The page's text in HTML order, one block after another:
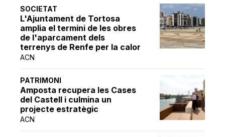
SOCIETAT
L'Ajuntament de Tortosa
amplia el termini de les obres
de l'aparcament dels
terrenys de Renfe per la calor
ACN
PATRIMONI
Amposta recupera les Cases
del Castell i culmina un
projecte estratègic
ACN